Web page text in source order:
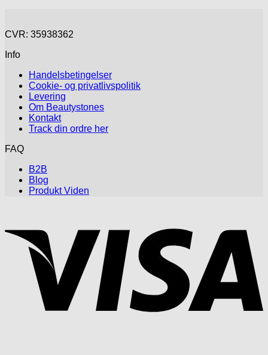
CVR: 35938362
Info
Handelsbetingelser
Cookie- og privatlivspolitik
Levering
Om Beautystones
Kontakt
Track din ordre her
FAQ
B2B
Blog
Produkt Viden